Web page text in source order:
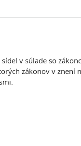
v súlade so
zákonov v znení